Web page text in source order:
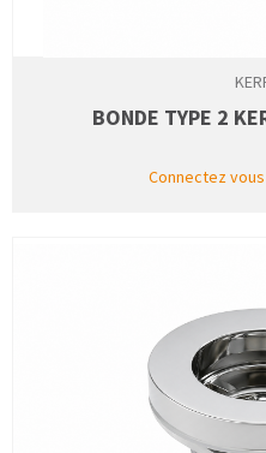
BONDE TYPE 2
Connectez